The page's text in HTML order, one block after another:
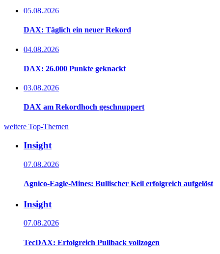
05.08.2026
DAX: Täglich ein neuer Rekord
04.08.2026
DAX: 26.000 Punkte geknackt
03.08.2026
DAX am Rekordhoch geschnuppert
weitere Top-Themen
Insight
07.08.2026
Agnico-Eagle-Mines: Bullischer Keil erfolgreich aufgelöst
Insight
07.08.2026
TecDAX: Erfolgreich Pullback vollzogen